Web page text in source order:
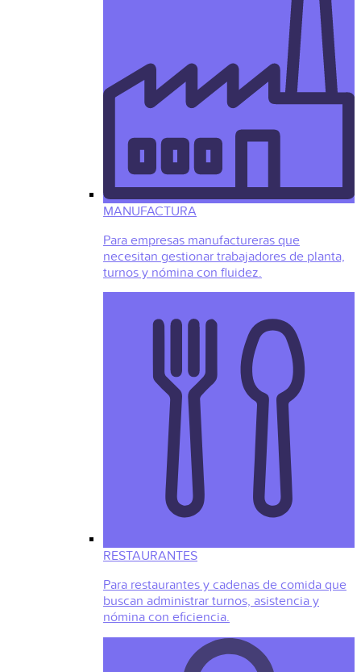
MANUFACTURA
Para empresas manufactureras que
necesitan gestionar trabajadores de planta,
turnos y nómina con fluidez.
RESTAURANTES
Para restaurantes y cadenas de comida que
buscan administrar turnos, asistencia y
nómina con eficiencia.